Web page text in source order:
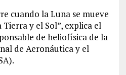
cuando la Luna se mueve
y el Sol”, explica el
de heliofísica de la
de Aeronáutica y el